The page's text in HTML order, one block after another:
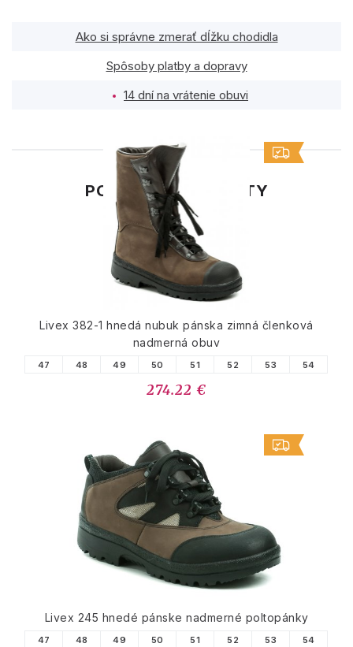
Ako si správne zmerať dĺžku chodidla
Spôsoby platby a dopravy
14 dní na vrátenie obuvi
PODOBNÉ PRODUKTY
Livex 382-1 hnedá nubuk pánska zimná členková
nadmerná obuv
47 48 49 50 51 52 53 54
274.22 €
Livex 245 hnedé pánske nadmerné poltopánky
47 48 49 50 51 52 53 54